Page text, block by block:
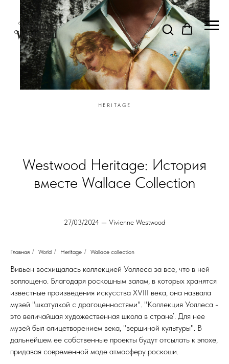
HERITAGE
Westwood Heritage: История
вместе Wallace Collection
27/03/2024 — Vivienne Westwood
Главная / World / Heritage / Wallace collection
Вивьен восхищалась коллекцией Уоллеса за все, что в ней
воплощено. Благодаря роскошным залам, в которых хранятся
известные произведения искусства XVIII века, она назвала
музей "шкатулкой с драгоценностями". "Коллекция Уоллеса -
это величайшая художественная школа в стране’. Для нее
музей был олицетворением века, "вершиной культуры". В
дальнейшем ее собственные проекты будут отсылать к эпохе,
придавая современной моде атмосферу роскоши.